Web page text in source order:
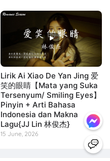
Lirik Ai Xiao De Yan Jing 爱
笑的眼睛【Mata yang Suka
Tersenyum/ Smiling Eyes】
Pinyin + Arti Bahasa
Indonesia dan Makna
Lagu{JJ Lin 林俊杰}
15 June, 2026